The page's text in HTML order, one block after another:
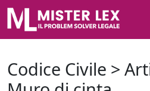
Codice Civile >